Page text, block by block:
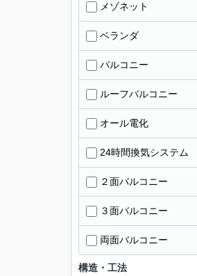
メゾネット
ベランダ
バルコニー
ルーフバルコニー
オール電化
24時間換気システム
２面バルコニー
３面バルコニー
両面バルコニー
構造・工法